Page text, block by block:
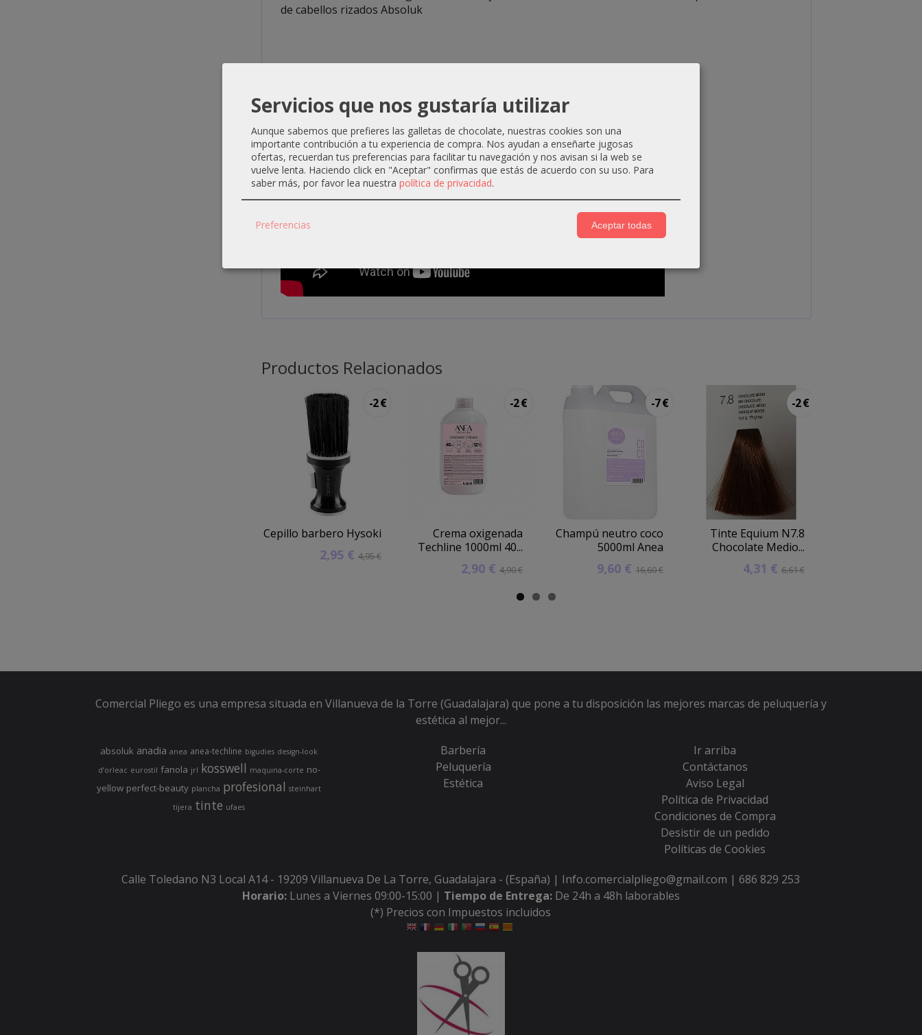
de cabellos rizados Absoluk
Productos Relacionados
-2 €
Cepillo barbero Hysoki
2,95 €4,95 €
-2 €
Crema oxigenada
Techline 1000ml 40...
2,90 € 4,90 €
-7 €
Champú neutro coco
5000ml Anea
9,60 €16,60 €
-2 €
Tinte Equium N7.8
Chocolate Medio...
4,31 € 6,61 €
Comercial Pliego es una empresa situada en Villanueva de la Torre (Guadalajara) que pone a tu disposición las mejores marcas de peluquería y
estética al mejor...
absoluk anadia anea anea-techline bigudies design-look
d’orleac eurostil fanola jrl kosswell maquina-corte no-
yellow perfect-beauty plancha profesional steinhart
tijera tinte ufaes
Barbería
Peluquería
Estética
Ir arriba
Contáctanos
Aviso Legal
Política de Privacidad
Condiciones de Compra
Desistir de un pedido
Políticas de Cookies
Calle Toledano N3 Local A14 - 19209 Villanueva De La Torre, Guadalajara - (España) | Info.comercialpliego@gmail.com |686 829 253
Horario: Lunes a Viernes 09:00-15:00 | Tiempo de Entrega: De 24h a 48h laborables
(*) Precios con Impuestos incluidos
Servicios que nos gustaría utilizar
Aunque sabemos que prefieres las galletas de chocolate, nuestras cookies son una
importante contribución a tu experiencia de compra. Nos ayudan a enseñarte jugosas
ofertas, recuerdan tus preferencias para facilitar tu navegación y nos avisan si la web se
vuelve lenta. Haciendo click en "Aceptar" confirmas que estás de acuerdo con su uso. Para
saber más, por favor lea nuestra política de privacidad.
Preferencias Aceptar todas